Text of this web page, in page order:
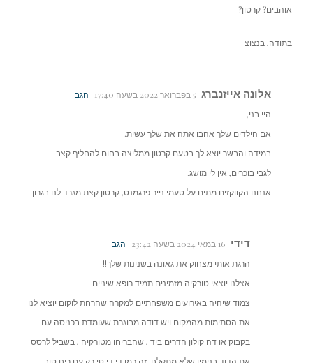
אוהבים? קרטון?
בתודה, בנצוצ
אלונה אייזנברג 5 בפברואר 2022 בשעה 17:40
הגב
היי בני,
אם הילדים שלך אהבו אתה את שלך עשית.
במידה והבשר יוצא לך בטעם קרטון ממליצה בחום להחליף קצב
לגבי בוכרים, אין לי מושג.
אנחנו הקווקזים מתים על טעמי נייר פרגמנט, קרטון קצת מגרד לנו בגרון
דידי 16 במאי 2024 בשעה 23:42
הגב
הרגת אותי מצחוק את גאונה בשנינות שלך!!
אצלנו יוצאי טורקיה מזמינים תמיד רופא שיניים
צמוד שיהיה באירועים משפחתיים למקרה שהרחת לוקום יוציא לנו
את הסתימות מהמקום ויש דודה מבוגרת שעומדת בכניסה עם
בקבוק או דה קולון הדרים ביד , שהבריחו מטורקיה , בשביל לרסס